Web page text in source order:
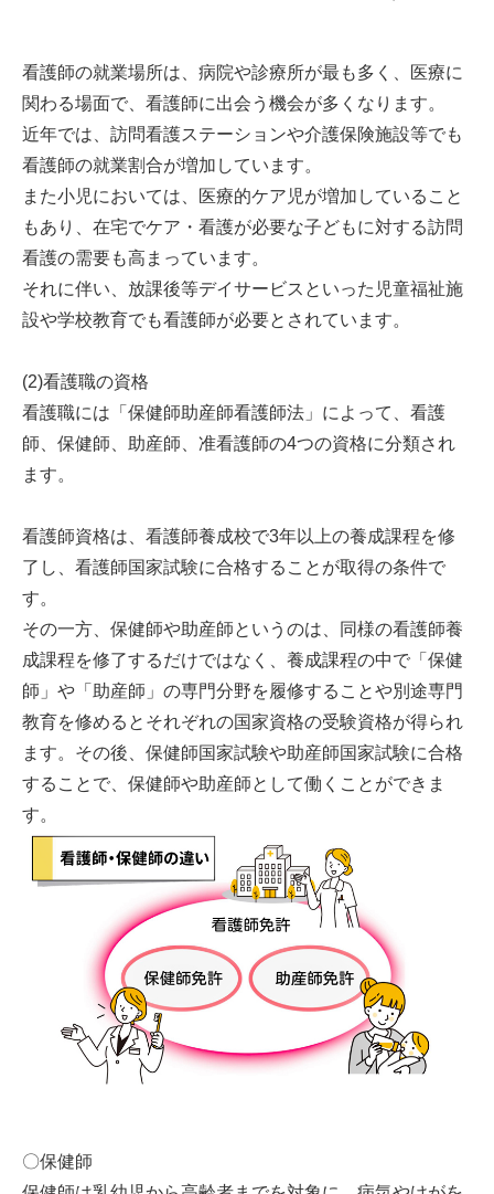
看護師の就業場所は、病院や診療所が最も多く、医療に
関わる場面で、看護師に出会う機会が多くなります。
近年では、訪問看護ステーションや介護保険施設等でも
看護師の就業割合が増加しています。
また小児においては、医療的ケア児が増加していること
もあり、在宅でケア・看護が必要な子どもに対する訪問
看護の需要も高まっています。
それに伴い、放課後等デイサービスといった児童福祉施
設や学校教育でも看護師が必要とされています。
(2)看護職の資格
看護職には「保健師助産師看護師法」によって、看護
師、保健師、助産師、准看護師の4つの資格に分類され
ます。
看護師資格は、看護師養成校で3年以上の養成課程を修
了し、看護師国家試験に合格することが取得の条件で
す。
その一方、保健師や助産師というのは、同様の看護師養
成課程を修了するだけではなく、養成課程の中で「保健
師」や「助産師」の専門分野を履修することや別途専門
教育を修めるとそれぞれの国家資格の受験資格が得られ
ます。その後、保健師国家試験や助産師国家試験に合格
することで、保健師や助産師として働くことができま
す。
〇保健師